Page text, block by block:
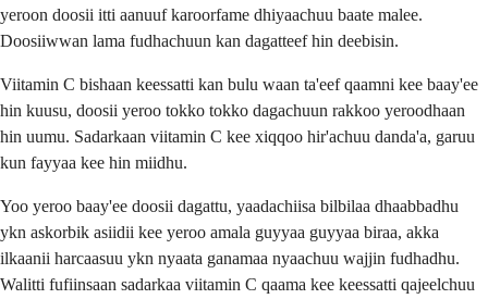
yeroon doosii itti aanuuf karoorfame dhiyaachuu baate malee.
Doosiiwwan lama fudhachuun kan dagatteef hin deebisin.
Viitamin C bishaan keessatti kan bulu waan ta'eef qaamni kee baay'ee
hin kuusu, doosii yeroo tokko tokko dagachuun rakkoo yeroodhaan
hin uumu. Sadarkaan viitamin C kee xiqqoo hir'achuu danda'a, garuu
kun fayyaa kee hin miidhu.
Yoo yeroo baay'ee doosii dagattu, yaadachiisa bilbilaa dhaabbadhu
ykn askorbik asiidii kee yeroo amala guyyaa guyyaa biraa, akka
ilkaanii harcaasuu ykn nyaata ganamaa nyaachuu wajjin fudhadhu.
Walitti fufiinsaan sadarkaa viitamin C qaama kee keessatti qajeelchuu